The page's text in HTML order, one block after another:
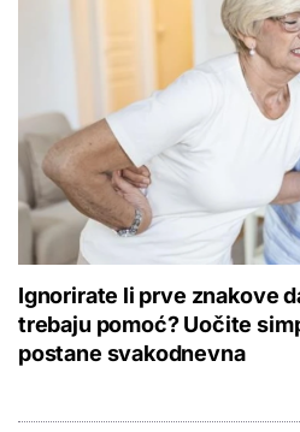
Ignorirate li prve znakove
trebaju pomoć? Uočite
postane svakodnevna